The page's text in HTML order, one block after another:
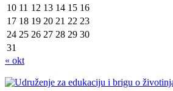
10 11 12 13 14 15 16
17 18 19 20 21 22 23
24 25 26 27 28 29 30
31
« okt